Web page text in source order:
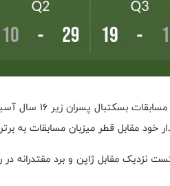
به گزارش روابط
قطر میزبان مسابقات به برتری. ۸۶_ ۶۵
پس از شکست نزدیک مقابل ژاپن و برد